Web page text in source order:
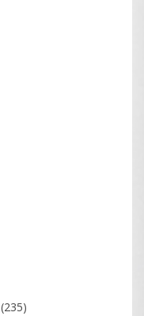
(235)